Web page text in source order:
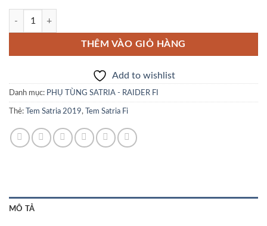
Tem Suzuki Satria Fi 2019 - Raider Fi 2019 - Vàng chanh số lượng
THÊM VÀO GIỎ HÀNG
Add to wishlist
Danh mục: PHỤ TÙNG SATRIA - RAIDER FI
Thẻ: Tem Satria 2019, Tem Satria Fi
MÔ TẢ